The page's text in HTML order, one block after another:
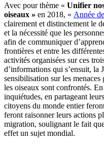
Avec pour thème « Unifier
oiseaux » en 2018, « Année
clairement et distinctement le
et la nécessité que les
afin de communiquer
frontières et entre les
activités organisées sur ces
d’informations qui s’ensuit, la
sensibilisation sur les
les oiseaux sont confrontés.
inquiétudes, en partageant
citoyens du monde entier
feront raisonner leurs actions
migration, soulignant le fait
effet un sujet mondial.